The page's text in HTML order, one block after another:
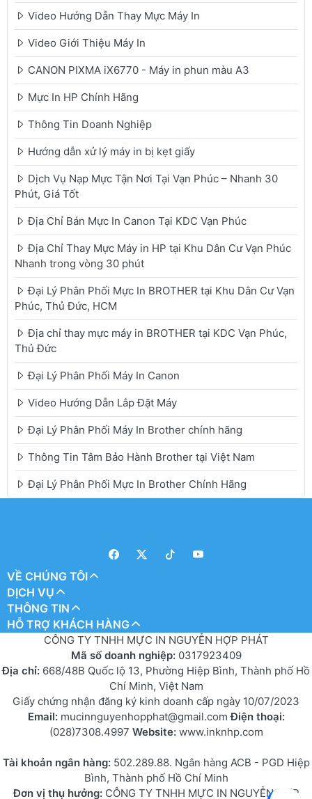
Video Hướng Dẫn Thay Mực Máy In
Video Giới Thiệu Máy In
CANON PIXMA iX6770 - Máy in phun màu A3
Mực In HP Chính Hãng
Thông Tin Doanh Nghiệp
Hướng dẫn xử lý máy in bị kẹt giấy
Dịch Vụ Nạp Mực Tận Nơi Tại Vạn Phúc – Nhanh 30
Phút, Giá Tốt
Địa Chỉ Bán Mực In Canon Tại KDC Vạn Phúc
Địa Chỉ Thay Mực Máy in HP tại Khu Dân Cư Vạn Phúc
Nhanh trong vòng 30 phút
Đại Lý Phân Phối Mực In BROTHER tại Khu Dân Cư Vạn
Phúc, Thủ Đức, HCM
Địa chỉ thay mực máy in BROTHER tại KDC Vạn Phúc,
Thủ Đức
Đại Lý Phân Phối Máy In Canon
Video Hướng Dẫn Lắp Đặt Máy
Đại Lý Phân Phối Máy In Brother chính hãng
Thông Tin Tâm Bảo Hành Brother tại Việt Nam
Đại Lý Phân Phối Mực In Brother Chính Hãng
VỀ CHÚNG TÔI
DỊCH VỤ
THÔNG TIN
HỖ TRỢ KHÁCH HÀNG
CÔNG TY TNHH MỰC IN NGUYỄN HỢP PHÁT
Mã số doanh nghiệp: 0317923409
Địa chỉ: 668/48B Quốc lộ 13, Phường Hiệp Bình, Thành phố Hồ
Chí Minh, Việt Nam
Giấy chứng nhận đăng ký kinh doanh cấp ngày 10/07/2023
Email: mucinnguyenhopphat@gmail.comĐiện thoại:
(028)7308.4997 Website: www.inknhp.com
Tài khoản ngân hàng: 502.289.88. Ngân hàng ACB - PGD Hiệp
Bình, Thành phố Hồ Chí Minh
Đơn vị thụ hưởng:CÔNG TY TNHH MỰC IN NGUYỄN HỢP